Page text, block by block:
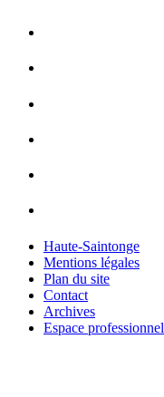
Haute-Saintonge
Mentions légales
Plan du site
Contact
Archives
Espace professionnel